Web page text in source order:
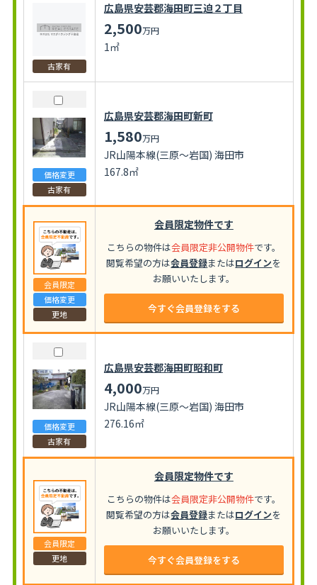
古家有
広島県安芸郡海田町三迫２丁目
2,500万円
1㎡
価格変更
古家有
広島県安芸郡海田町新町
1,580万円
JR山陽本線(三原～岩国) 海田市
167.8㎡
会員限定
価格変更
更地
会員限定物件です
こちらの物件は会員限定非公開物件です。
閲覧希望の方は会員登録またはログインを
お願いいたします。
今すぐ会員登録をする
価格変更
古家有
広島県安芸郡海田町昭和町
4,000万円
JR山陽本線(三原～岩国) 海田市
276.16㎡
会員限定
更地
会員限定物件です
こちらの物件は会員限定非公開物件です。
閲覧希望の方は会員登録またはログインを
お願いいたします。
今すぐ会員登録をする